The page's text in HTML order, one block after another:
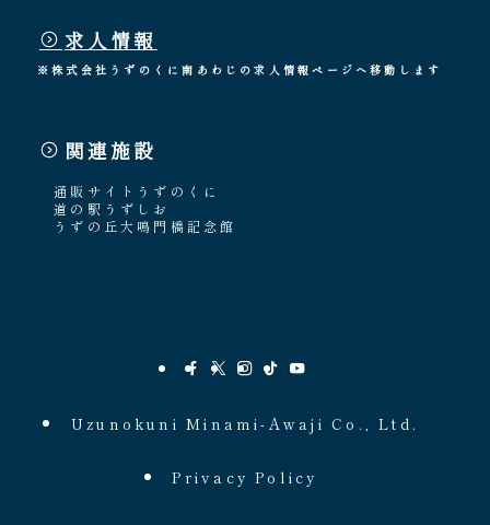
求人情報
※株式会社うずのくに南あわじの求人情報ページへ移動します
関連施設
通販サイトうずのくに
道の駅うずしお
うずの丘大鳴門橋記念館
Uzunokuni Minami-Awaji Co., Ltd.
Privacy Policy